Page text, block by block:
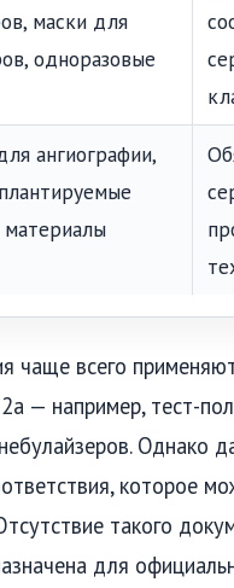
маски для
одноразовые
ангиографии,
чаще всего
— например, тест-
Однако
которое
такого
для